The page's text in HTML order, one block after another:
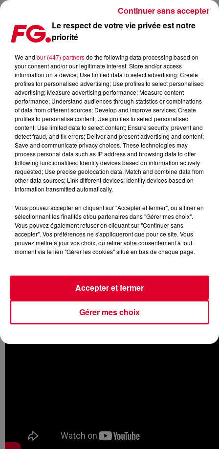
DVBBS OFFRE SON NOUVEAU TITRE !
Publié : 5 mai 2015 à 11h24 par La rédaction
Vous serez probablement surpris en écoutant le dernier
plus calme que les titres joués habituellement parDvbbs
qui a décidé de le mettre gratuitement à disposition !
Le respect de votre vie privée est notre
priorité
We and our (447) partnersdo the following data processing based on
your consent and/or our legitimate interest: Store and/or access
information on a device; Use limited data to select advertising; Create
profiles for personalised advertising; Use profiles to select personalised
advertising; Measure advertising performance; Measure content
performance; Understand audiences through statistics or combinations
of data from different sources; Develop and improve services; Create
profiles to personalise content; Use profiles to select personalised
content; Use limited data to select content; Ensure security, prevent and
detect fraud, and fix errors; Deliver and present advertising and content;
Save and communicate privacy choices. These technologies may
process personal data such as IP address and browsing data to offer
following functionalities: Identify devices based on information actively
requested; Use precise geolocation data; Match and combine data from
other data sources; Link different devices; Identify devices based on
information transmitted automatically.
Vous pouvez accepter en cliquant sur "Accepter et fermer", ou affiner en
sélectionnant les finalités et/ou partenaires dans "Gérer mes choix".
Vous pouvez également refuser en cliquant sur "Continuer sans
accepter". Vos préférences ne s'appliqueront que pour ce site. Vous
pouvez mettre à jour vos choix, ou retirer votre consentement à tout
moment via le lien "Gérer les cookies" situé en bas de chaque page.
Gérer mes choix
Accepter et fermer
Continuer sans accepter